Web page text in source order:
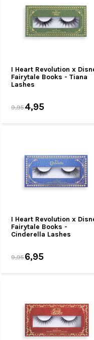
I Heart Revolution x
Fairytale Books - Tiana
Lashes
9,954,95
I Heart Revolution x
Fairytale Books -
Cinderella Lashes
9,956,95